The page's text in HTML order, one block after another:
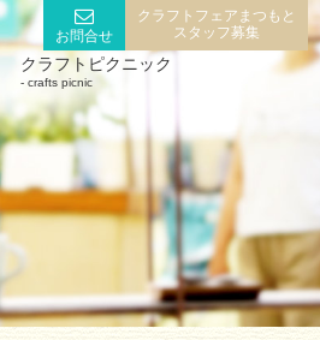
クラフトピクニック
crafts picnic
お問合せ
クラフトフェアまつもと
スタッフ募集